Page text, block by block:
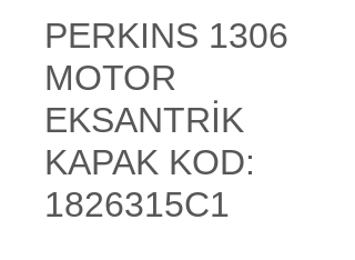
PERKINS 1306
MOTOR
EKSANTRİK
KAPAK KOD:
1826315C1